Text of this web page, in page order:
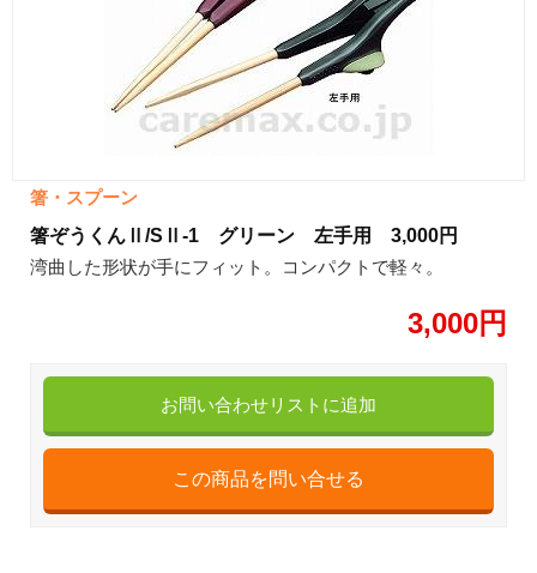
箸・スプーン
箸ぞうくんⅡ/SⅡ-1 グリーン 左手用 3,000円
湾曲した形状が手にフィット。コンパクトで軽々。
3,000円
お問い合わせリストに追加